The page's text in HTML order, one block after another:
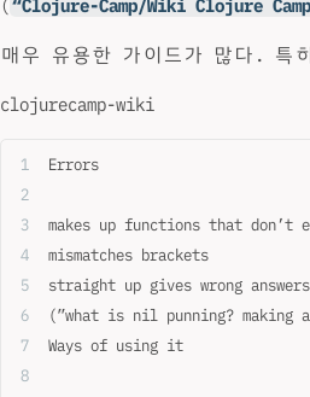
(“Clojure-Camp/Wiki Clojure
매우 유용한 가이드가 많다. 특
clojurecamp-wiki
Errors
makes up functions that
mismatches brackets
straight up gives wrong answers
(”what is nil punning? making
Ways of using it